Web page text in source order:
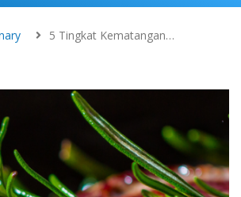
5 Tingkat Kematangan…